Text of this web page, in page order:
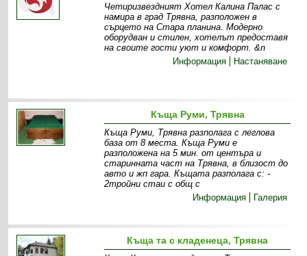
Четиризвездният Хотел Калина Палас с
намира в град Трявна, разположен в
сърцето на Стара планина. Модерно
оборудван и стилен, хотелът предоставя
на своите гости уют и комфорт. &n
Информация
Настаняване
Къща Руми, Трявна
Къща Руми, Трявна разполага с леглова
база от 8 места. Къща Руми е
разположена на 5 мин. от центъра и
старинната част на Трявна, в близост до
авто и жп гара. Къщата разполага с: -
2тройни стаи с общ с
Информация
Галерия
Къща та с кладенеца, Трявна